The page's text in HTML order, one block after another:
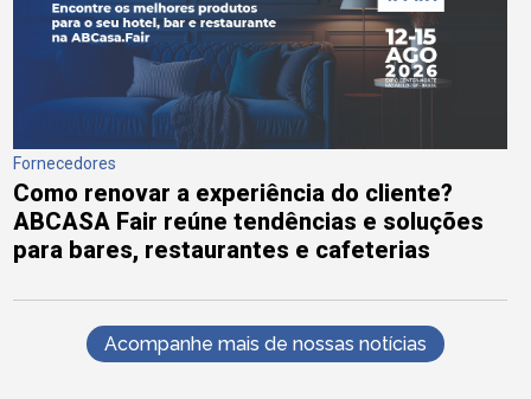
Fornecedores
Como renovar a experiência do cliente?
ABCASA Fair reúne tendências e soluções
para bares, restaurantes e cafeterias
Acompanhe mais de nossas notícias